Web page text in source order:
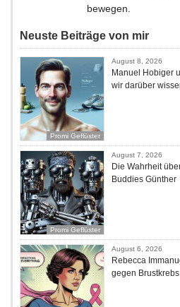
bewegen.
Neuste Beiträge von mir
Promi Geflüster
August 8, 2026
Manuel Hobiger
wir darüber
Promi Geflüster
August 7, 2026
Die Wahrheit
Buddies Günther
August 6, 2026
Rebecca
gegen